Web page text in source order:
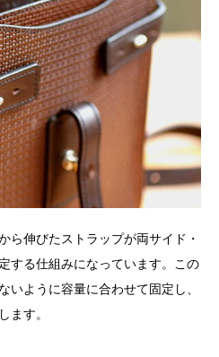
ら伸びたストラップが両サイド・
する仕組みになっています。この
いように容量に合わせて固定し、
ます。